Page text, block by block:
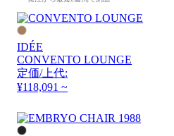
IDÉE
CONVENTO LOUNGE
定価/上代:
¥118,091 ~